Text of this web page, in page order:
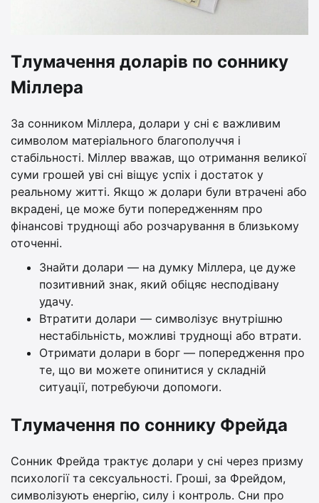
Тлумачення доларів по соннику
Міллера
За сонником Міллера, долари у сні є важливим
символом матеріального благополуччя і
стабільності. Міллер вважав, що отримання великої
суми грошей уві сні віщує успіх і достаток у
реальному житті. Якщо ж долари були втрачені або
вкрадені, це може бути попередженням про
фінансові труднощі або розчарування в близькому
оточенні.
Знайти долари — на думку Міллера, це дуже
позитивний знак, який обіцяє несподівану
удачу.
Втратити долари — символізує внутрішню
нестабільність, можливі труднощі або втрати.
Отримати долари в борг — попередження про
те, що ви можете опинитися у складній
ситуації, потребуючи допомоги.
Тлумачення по соннику Фрейда
Сонник Фрейда трактує долари у сні через призму
психології та сексуальності. Гроші, за Фрейдом,
символізують енергію, силу і контроль. Сни про